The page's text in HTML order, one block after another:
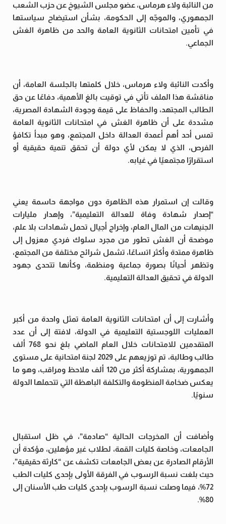
من النائبة ولاء هرماس، عضو مجلس الشيوخ عن حزب الشعب
الجمهوري، والموجّه إلى الحكومة، بشأن استيضاح سياستها
في تأمين امتحانات الثانوية العامة والحد من ظاهرة الغش
الجماعي.
وأكدت النائبة ولاء هرماس، خلال كلمتها بالجلسة العامة، أن
مناقشة هذا الملف تأتي في توقيت بالغ الأهمية، دفاعًا عن حق
الطالب المجتهد، والحفاظ على قيمة وجودة الشهادة المصرية،
مشددة على أن ظاهرة الغش في امتحانات الثانوية العامة
تمس أحد أهم أعمدة العدالة داخل المجتمع، وهو مبدأ تكافؤ
الفرص، الذي لا يمكن لأي دولة أن تحقق تنمية حقيقية أو
استقرارًا مجتمعيًا في غيابه.
وقالت إن استمرار هذه الظاهرة دون مواجهة حاسمة يعني
“إصدار شهادة وفاة للعدالة التعليمية”، وإهدار مليارات
الجنيهات من المال العام، وإخراج أجيال تحمل شهادات بلا علم،
موضحة أن الغش تطور من مجرد سلوك فردي معزول إلى
ظاهرة ممتدة وأكثر اتساعًا، تشمل شرائح مختلفة من المجتمع،
وتظهر أحيانًا بصورة جماعية ومنظمة، وكأنها تتحدى جهود
الدولة في تحقيق العدالة التعليمية.
وأشارت إلى أن امتحانات الثانوية العامة تمثل واحدة من أكبر
العمليات اللوجستية التعليمية في الدولة، لافتة إلى أن عدد
المتقدمين للامتحانات خلال العام الماضي بلغ نحو 768 ألف
طالب وطالبة، تم توزيعهم على 2029 لجنة امتحانية على مستوى
الجمهورية، بمشاركة أكثر من 120 ألف ملاحظ ومراقب، وهو ما
يعكس ضخامة المنظومة والتكلفة الباهظة التي تتحملها الدولة
سنويًا.
وأضافت أن المخرجات الحالية “صادمة”، في ظل استقبال
الجامعات، وخاصة كليات القمة، لطلاب غير مؤهلين، مؤكدة أن
الأرقام الصادرة عن بعض الجامعات تكشف عن “كارثة حقيقية”،
حيث بلغت نسبة الرسوب في الفرقة الأولى بإحدى كليات الطب
72%، فيما وصلت نسبة الرسوب بإحدى كليات طب الأسنان إلى
80%.